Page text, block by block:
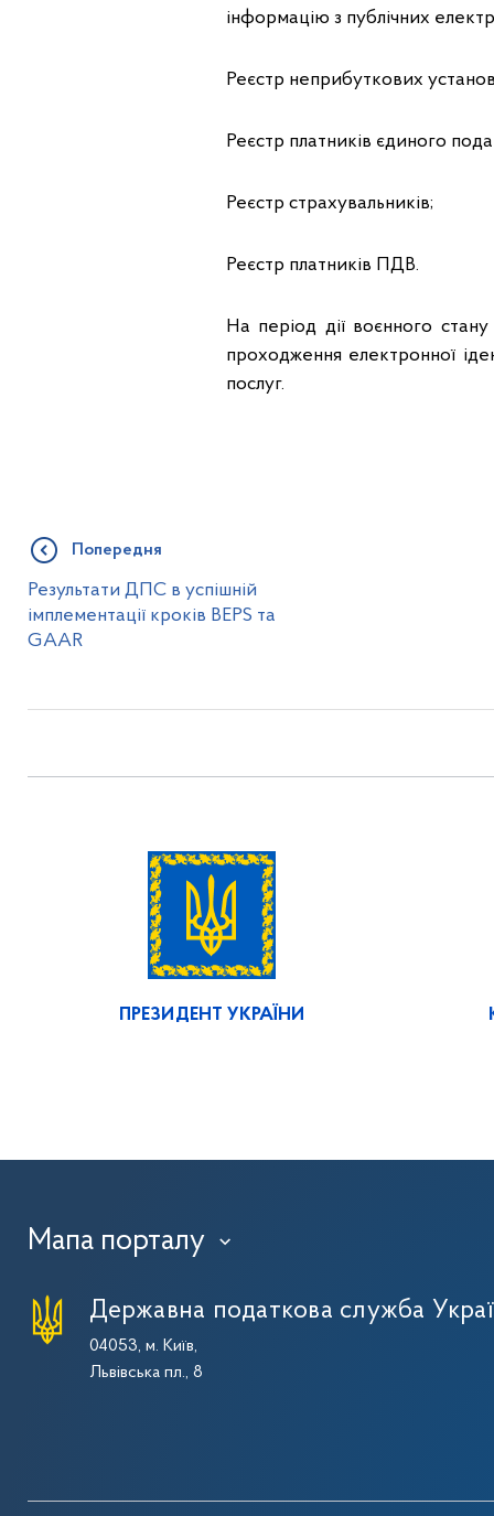
інформацію з публічних
Реєстр неприбуткових установ
Реєстр платників єдиного
Реєстр страхувальників;
Реєстр платників ПДВ.
На період дії воєнного
проходження електронної
послуг.
Попередня
Результати ДПС в успішній
імплементації кроків BEPS та
GAAR
ПРЕЗИДЕНТ УКРАЇНИ
Мапа порталу ›
Державна податкова служба
04053, м. Київ,
Львівська пл., 8